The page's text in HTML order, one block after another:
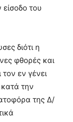
του
διότι η
φθορές και
εν γένει
κατά την
της Δ/